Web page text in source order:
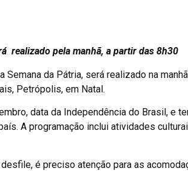
realizado pela manhã, a partir das 8h30
da Pátria, será realizado na
Petrópolis, em Natal.
data da Independência do Brasil, e
A programação inclui atividades
é preciso atenção para as